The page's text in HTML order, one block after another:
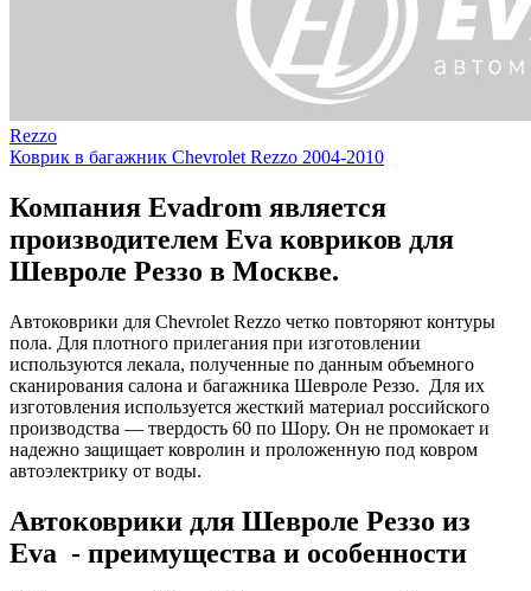
Rezzo
Коврик в багажник Chevrolet Rezzo 2004-2010
Компания Evadrom является
производителем Eva ковриков для
Шевроле Реззо в Москве.
Автоковрики для Chevrolet Rezzo четко повторяют контуры
пола. Для плотного прилегания при изготовлении
используются лекала, полученные по данным объемного
сканирования салона и багажника Шевроле Реззо. Для их
изготовления используется жесткий материал российского
производства — твердость 60 по Шору. Он не промокает и
надежно защищает ковролин и проложенную под ковром
автоэлектрику от воды.
Автоковрики для Шевроле Реззо из
Eva - преимущества и особенности